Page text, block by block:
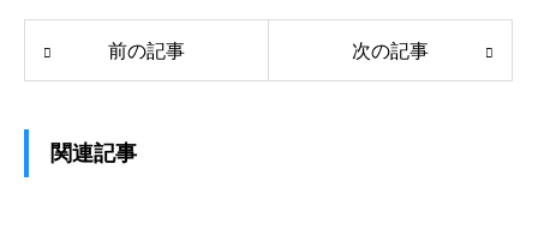
前の記事 次の記事
関連記事